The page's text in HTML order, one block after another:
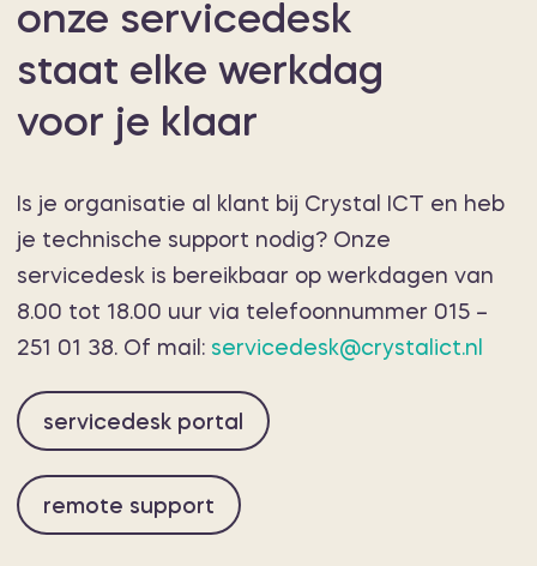
onze servicedesk
staat elke werkdag
voor je klaar
Is je organisatie al klant bij Crystal ICT en heb
je technische support nodig? Onze
servicedesk is bereikbaar op werkdagen van
8.00 tot 18.00 uur via telefoonnummer 015 –
251 01 38. Of mail: servicedesk@crystalict.nl
servicedesk portal
remote support